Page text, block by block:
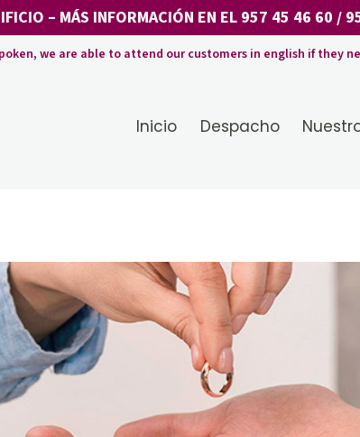
– MÁS INFORMACIÓN EN EL 957 45 46 60 /
we are able to attend our customers in english if they
Inicio Despacho